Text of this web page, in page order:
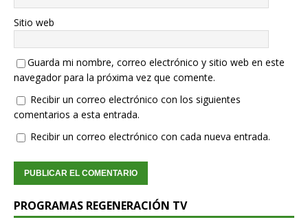
Sitio web
Guarda mi nombre, correo electrónico y sitio web en este
navegador para la próxima vez que comente.
Recibir un correo electrónico con los siguientes
comentarios a esta entrada.
Recibir un correo electrónico con cada nueva entrada.
PROGRAMAS REGENERACIÓN TV